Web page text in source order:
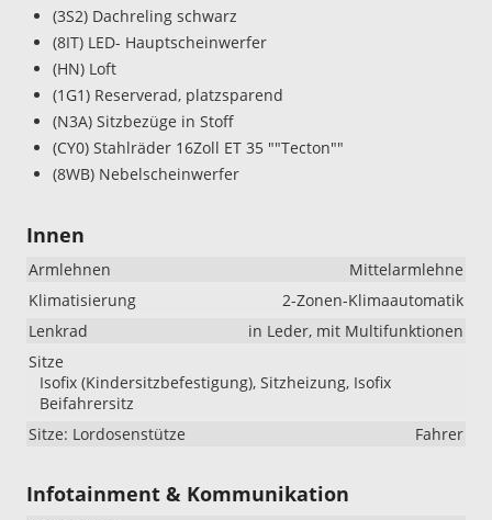
(3S2) Dachreling schwarz
(8IT) LED- Hauptscheinwerfer
(HN) Loft
(1G1) Reserverad, platzsparend
(N3A) Sitzbezüge in Stoff
(CY0) Stahlräder 16Zoll ET 35 ""Tecton""
(8WB) Nebelscheinwerfer
Innen
Armlehnen
Mittelarmlehne
Klimatisierung
2-Zonen-Klimaautomatik
Lenkrad
in Leder, mit Multifunktionen
Sitze
Isofix (Kindersitzbefestigung), Sitzheizung, Isofix
Beifahrersitz
Sitze: Lordosenstütze
Fahrer
Infotainment & Kommunikation